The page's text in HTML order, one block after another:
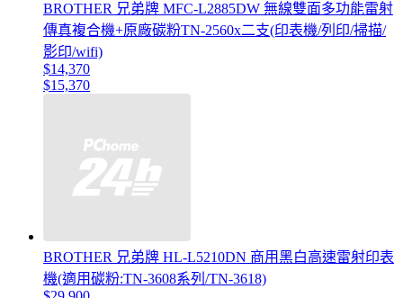
BROTHER 兄弟牌 MFC-L2885DW 無線雙面多功能雷射
傳真複合機+原廠碳粉TN-2560x二支(印表機/列印/掃描/
影印/wifi)
$14,370
$15,370
BROTHER 兄弟牌 HL-L5210DN 商用黑白高速雷射印表
機(適用碳粉:TN-3608系列/TN-3618)